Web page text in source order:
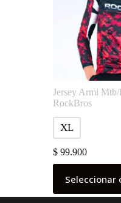
Jersey Armi
RockBros
XL
$99.900
Seleccionar
Este
producto
tiene